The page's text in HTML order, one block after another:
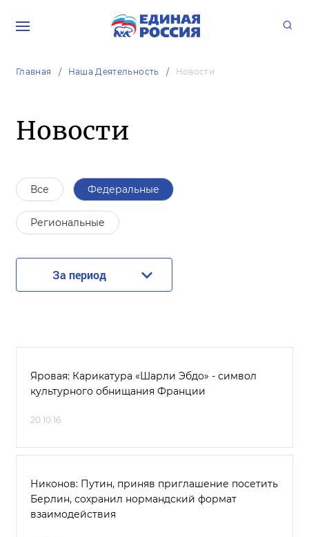
Главная Наша Деятельность Новости
Новости
Все Федеральные
Региональные
За период
Яровая: Карикатура «Шарли Эбдо» - символ
культурного обнищания Франции
20.10.16
Никонов: Путин, приняв приглашение посетить
Берлин, сохранил нормандский формат
взаимодействия